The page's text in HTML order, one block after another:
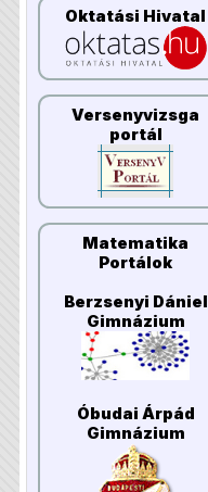
Oktatási Hivatal
Versenyvizsga
portál
Matematika
Portálok
Berzsenyi Dániel
Gimnázium
Óbudai Árpád
Gimnázium